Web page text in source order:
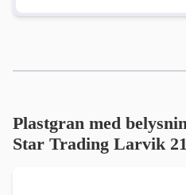
Plastgran med
Star Trading Larvik